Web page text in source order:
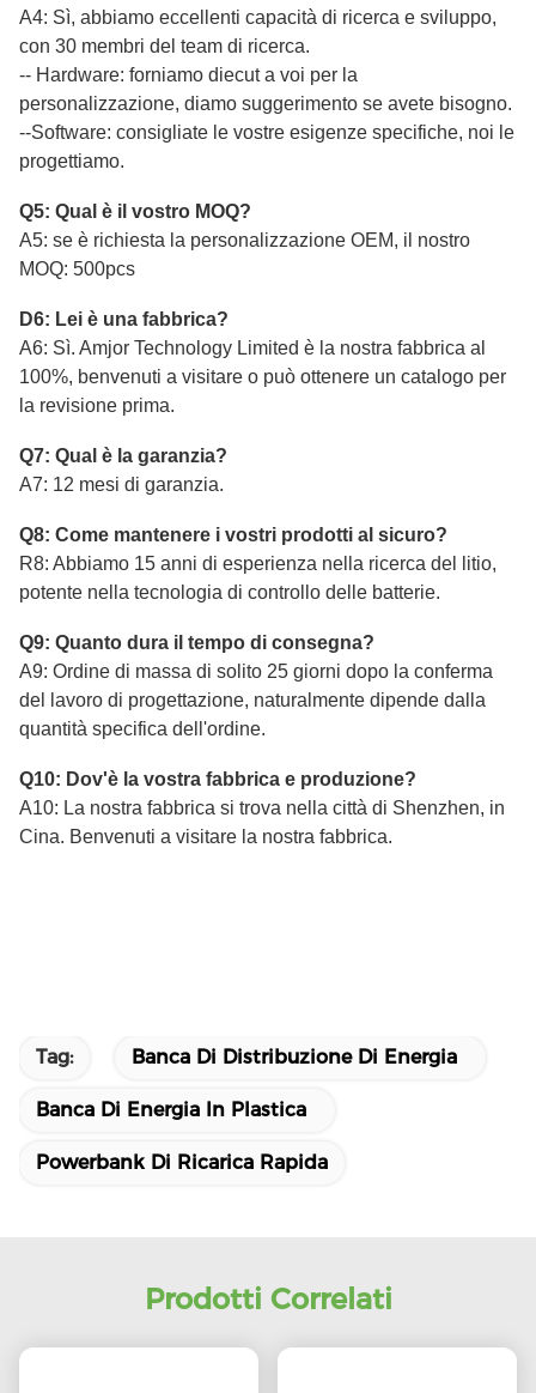
A4: Sì, abbiamo eccellenti capacità di ricerca e sviluppo,
con 30 membri del team di ricerca.
-- Hardware: forniamo diecut a voi per la
personalizzazione, diamo suggerimento se avete bisogno.
--Software: consigliate le vostre esigenze specifiche, noi le
progettiamo.
Q5: Qual è il vostro MOQ?
A5: se è richiesta la personalizzazione OEM, il nostro
MOQ: 500pcs
D6: Lei è una fabbrica?
A6: Sì. Amjor Technology Limited è la nostra fabbrica al
100%, benvenuti a visitare o può ottenere un catalogo per
la revisione prima.
Q7: Qual è la garanzia?
A7: 12 mesi di garanzia.
Q8: Come mantenere i vostri prodotti al sicuro?
R8: Abbiamo 15 anni di esperienza nella ricerca del litio,
potente nella tecnologia di controllo delle batterie.
Q9: Quanto dura il tempo di consegna?
A9: Ordine di massa di solito 25 giorni dopo la conferma
del lavoro di progettazione, naturalmente dipende dalla
quantità specifica dell'ordine.
Q10: Dov'è la vostra fabbrica e produzione?
A10: La nostra fabbrica si trova nella città di Shenzhen, in
Cina. Benvenuti a visitare la nostra fabbrica.
Tag: Banca Di Distribuzione Di Energia
Banca Di Energia In Plastica
Powerbank Di Ricarica Rapida
Prodotti Correlati